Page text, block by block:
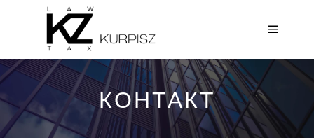
КОНТАКТ